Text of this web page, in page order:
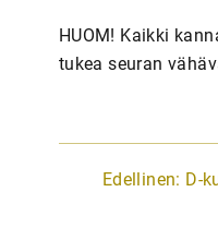
HUOM! Kaikki
tukea seuran
A
Edellinen: D-